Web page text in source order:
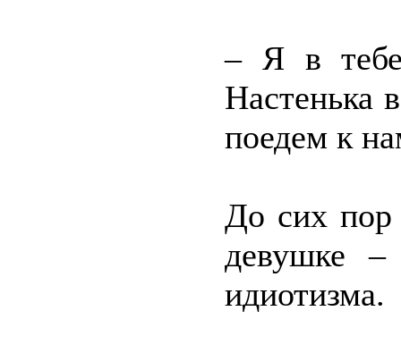
– Я в
Настенька
поедем к
До сих пор
девушке –
идиотизма.